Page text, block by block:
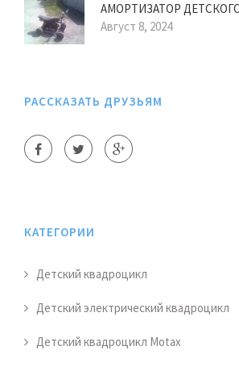
АМОРТИЗАТОР
Август 8, 2024
РАССКАЗАТЬ ДРУЗЬЯМ
КАТЕГОРИИ
Детский квадроцикл
Детский электрический квадроцикл
Детский квадроцикл Motax